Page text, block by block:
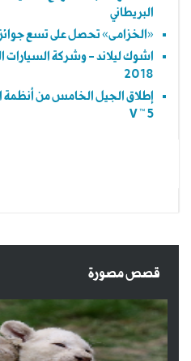
البريطاني
«الخزامى» تحصل على تسع
اشوك ليلاند - وشركة السيارات
2018
V ™ 5
قصص مصورة